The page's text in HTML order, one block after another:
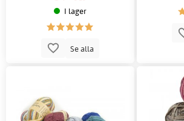
I lager
Se alla